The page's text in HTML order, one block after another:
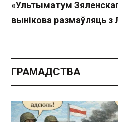
«Ультыматум
вынікова размаўляць
ГРАМАДСТВА